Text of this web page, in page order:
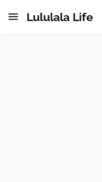
Lululala Life